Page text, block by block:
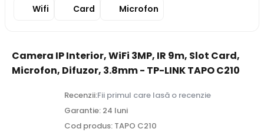
Wifi
Card Microfon
Camera IP Interior, WiFi 3MP, IR 9m, Slot Card,
Microfon, Difuzor, 3.8mm - TP-LINK TAPO C210
Recenzii:Fii primul care lasă o recenzie
Garantie: 24 luni
Cod produs: TAPO C210